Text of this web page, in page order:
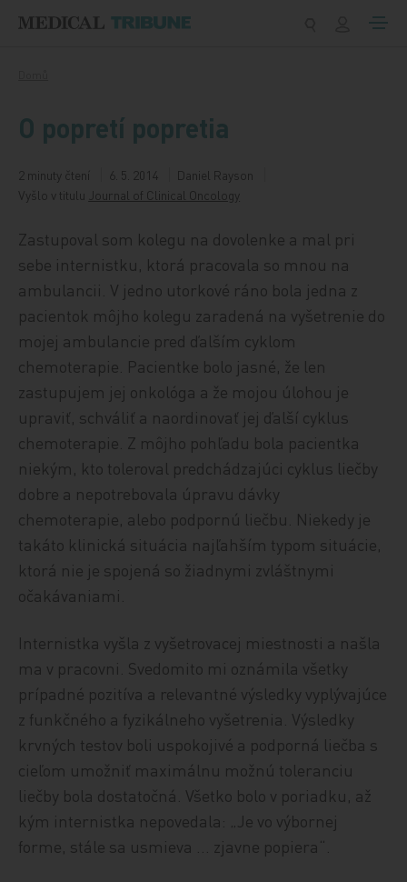
O popretí popretia
2 minuty čtení 6. 5. 2014
Daniel Rayson
Vyšlo v titulu Journal of Clinical Oncology
Zastupoval som kolegu na dovolenke a mal pri
sebe internistku, ktorá pracovala so mnou na
ambulancii. V jedno utorkové ráno bola jedna z
pacientok môjho kolegu zaradená na vyšetrenie do
mojej ambulancie pred ďalším cyklom
chemoterapie. Pacientke bolo jasné, že len
zastupujem jej onkológa a že mojou úlohou je
upraviť, schváliť a naordinovať jej ďalší cyklus
chemoterapie. Z môjho pohľadu bola pacientka
niekým, kto toleroval predchádzajúci cyklus liečby
dobre a nepotrebovala úpravu dávky
chemoterapie, alebo podpornú liečbu. Niekedy je
takáto klinická situácia najľahším typom situácie,
ktorá nie je spojená so žiadnymi zvláštnymi
očakávaniami.
Internistka vyšla z vyšetrovacej miestnosti a našla
ma v pracovni. Svedomito mi oznámila všetky
prípadné pozitíva a relevantné výsledky vyplývajúce
z funkčného a fyzikálneho vyšetrenia. Výsledky
krvných testov boli uspokojivé a podporná liečba s
cieľom umožniť maximálnu možnú toleranciu
liečby bola dostatočná. Všetko bolo v poriadku, až
kým internistka nepovedala: „Je vo výbornej
forme, stále sa usmieva … zjavne popiera“.